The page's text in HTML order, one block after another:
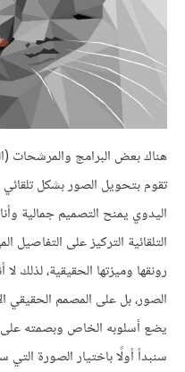
هناك بعض البرامج والمرشحات
تقوم بتحويل الصور بشكل
اليدوي يمنح التصميم جمالية
التلقائية التركيز على التفاصيل
رونقها وميزتها الحقيقية،
الصور، بل على المصمم الحقيقي
يضع أسلوبه الخاص وبصمته على
سنبدأ أولًا باختيار الصورة